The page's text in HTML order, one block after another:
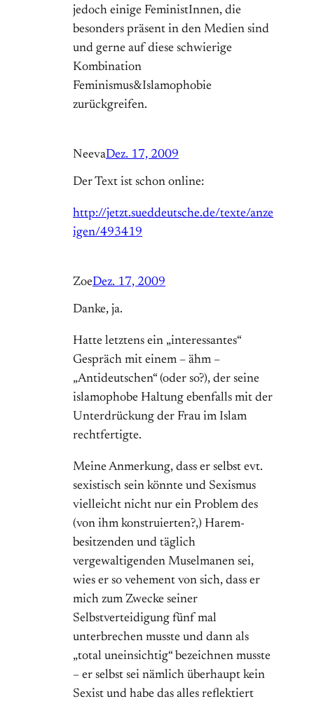
jedoch einige FeministInnen, die
besonders präsent in den Medien sind
und gerne auf diese schwierige
Kombination
Feminismus&Islamophobie
zurückgreifen.
NeevaDez. 17, 2009
Der Text ist schon online:
http://jetzt.sueddeutsche.de/texte/anze
igen/493419
ZoeDez. 17, 2009
Danke, ja.
Hatte letztens ein „interessantes“
Gespräch mit einem – ähm –
„Antideutschen“ (oder so?), der seine
islamophobe Haltung ebenfalls mit der
Unterdrückung der Frau im Islam
rechtfertigte.
Meine Anmerkung, dass er selbst evt.
sexistisch sein könnte und Sexismus
vielleicht nicht nur ein Problem des
(von ihm konstruierten?,) Harem-
besitzenden und täglich
vergewaltigenden Muselmanen sei,
wies er so vehement von sich, dass er
mich zum Zwecke seiner
Selbstverteidigung fünf mal
unterbrechen musste und dann als
„total uneinsichtig“ bezeichnen musste
– er selbst sei nämlich überhaupt kein
Sexist und habe das alles reflektiert